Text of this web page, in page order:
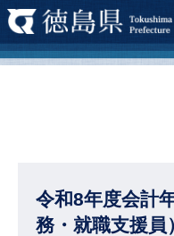
令和8年度会計
務・就職支援